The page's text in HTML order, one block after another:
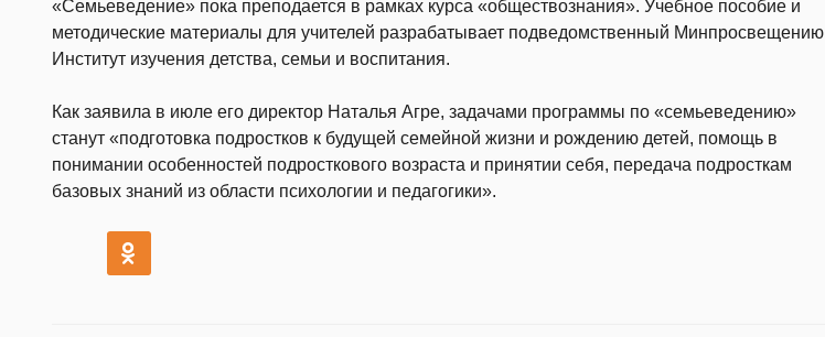
«Семьеведение» пока преподается в рамках курса «обществознания». Учебное пособие и
методические материалы для учителей разрабатывает подведомственный Минпросвещению
Институт изучения детства, семьи и воспитания.
Как заявила в июле его директор Наталья Агре, задачами программы по «семьеведению»
станут «подготовка подростков к будущей семейной жизни и рождению детей, помощь в
понимании особенностей подросткового возраста и принятии себя, передача подросткам
базовых знаний из области психологии и педагогики».